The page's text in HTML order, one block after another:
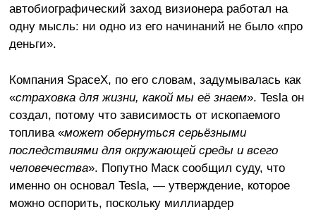
автобиографический заход визионера работал на
одну мысль: ни одно из его начинаний не было «про
деньги».
Компания SpaceX, по его словам, задумывалась как
«страховка для жизни, какой мы её знаем». Tesla он
создал, потому что зависимость от ископаемого
топлива «может обернуться серьёзными
последствиями для окружающей среды и всего
человечества». Попутно Маск сообщил суду, что
именно он основал Tesla, — утверждение, которое
можно оспорить, поскольку миллиардер